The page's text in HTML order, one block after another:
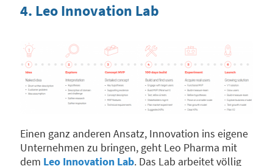
4. Leo Innovation Lab
Einen ganz anderen Ansatz, Innovation ins eigene
Unternehmen zu bringen, geht Leo Pharma mit
dem Leo Innovation Lab. Das Lab arbeitet völlig